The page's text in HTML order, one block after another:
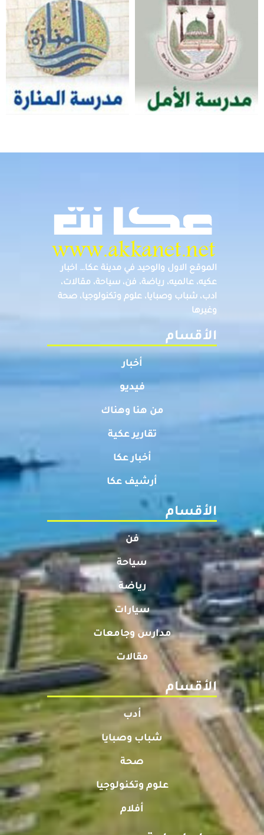
الموقع الاول والوحيد في مدينة عكا… اخبار
عكيه، عالميه، رياضة، فن، سياحة، مقالات،
ادب، شباب وصبايا، علوم وتكنولوجيا، صحة
وغيرها
الأقسام
أخبار
فيديو
من هنا وهناك
تقارير عكية
أخبار عكا
أرشيف عكا
الأقسام
فن
سياحة
رياضة
سيارات
مدارس وجامعات
مقالات
الأقسام
أدب
شباب وصبايا
صحة
علوم وتكنولوجيا
أفلام